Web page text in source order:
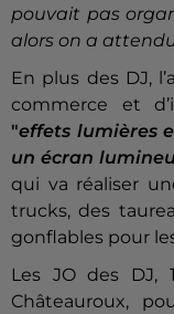
pouvait pas
alors on a
En plus des DJ,
commerce et
"effets lumières
un écran
qui va réaliser
trucks, des
gonflables pour
Les JO des DJ,
Châteauroux,